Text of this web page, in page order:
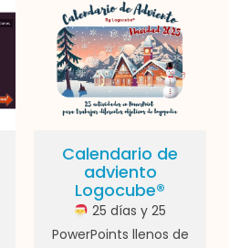
Calendario de
adviento
Logocube®
25 días y 25
PowerPoints llenos de